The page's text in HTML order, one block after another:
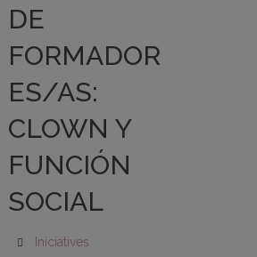
DE
FORMADOR
ES/AS:
CLOWN Y
FUNCIÓN
SOCIAL
Iniciatives